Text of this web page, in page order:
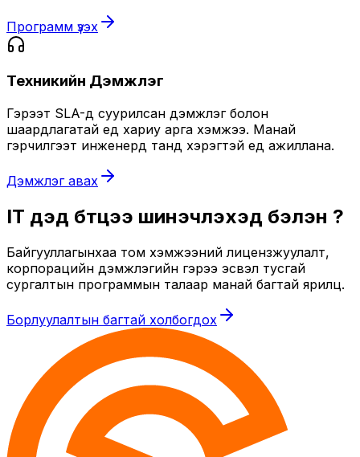
Программ үзэх
Техникийн Дэмжлэг
Гэрээт SLA-д суурилсан дэмжлэг болон
шаардлагатай үед хариу арга хэмжээ. Манай
гэрчилгээт инженерүүд танд хэрэгтэй үед ажиллана.
Дэмжлэг авах
IT дэд бүтцээ шинэчлэхэд бэлэн үү?
Байгууллагынхаа том хэмжээний лицензжуулалт,
корпорацийн дэмжлэгийн гэрээ эсвэл тусгай
сургалтын программын талаар манай багтай ярилц.
Борлуулалтын багтай холбогдох